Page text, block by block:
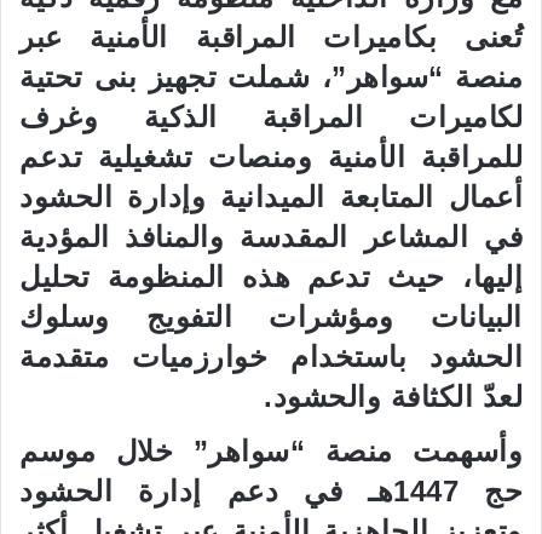
تُعنى بكاميرات المراقبة الأمنية عبر
منصة “سواهر”، شملت تجهيز بنى تحتية
لكاميرات المراقبة الذكية وغرف
للمراقبة الأمنية ومنصات تشغيلية تدعم
أعمال المتابعة الميدانية وإدارة الحشود
في المشاعر المقدسة والمنافذ المؤدية
إليها، حيث تدعم هذه المنظومة تحليل
البيانات ومؤشرات التفويج وسلوك
الحشود باستخدام خوارزميات متقدمة
لعدّ الكثافة والحشود.
وأسهمت منصة “سواهر” خلال موسم
حج 1447هـ في دعم إدارة الحشود